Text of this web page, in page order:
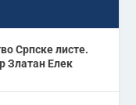
Српске листе.
Златан Елек